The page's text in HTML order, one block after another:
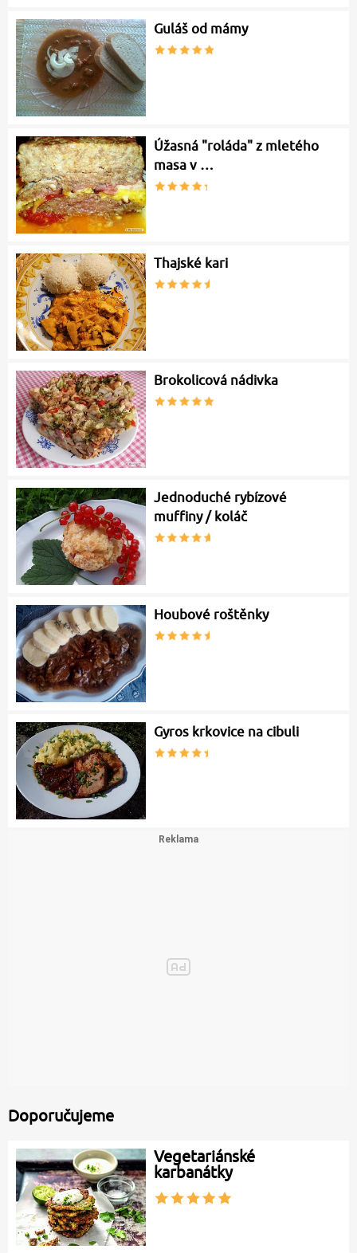
Guláš od mámy
Úžasná "roláda" z mletého
masa v …
Thajské kari
Brokolicová nádivka
Jednoduché rybízové
muffiny / koláč
Houbové roštěnky
Gyros krkovice na cibuli
Doporučujeme
Vegetariánské
karbanátky